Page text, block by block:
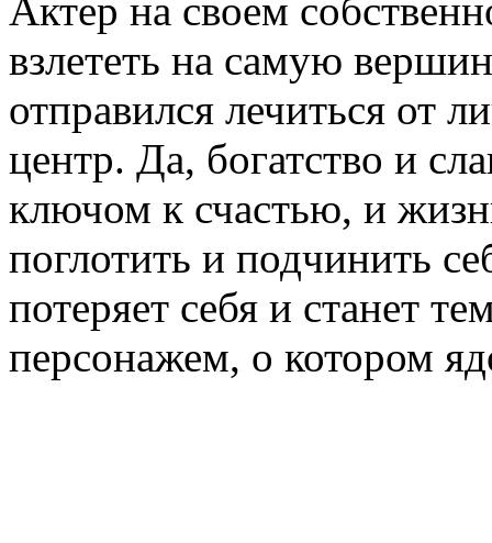
Актер на своем
взлететь на самую
отправился лечиться от
центр. Да, богатство и
ключом к счастью, и
поглотить и подчинить
потеряет себя и станет
персонажем, о котором